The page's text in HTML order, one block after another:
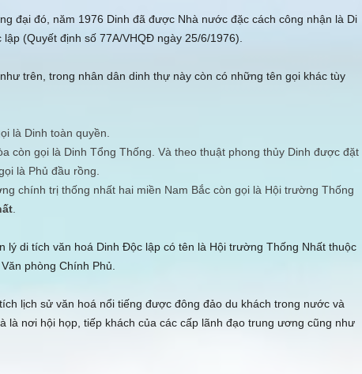
đại đó, năm 1976 Dinh đã được Nhà nước đặc cách công nhận là Di
(Quyết định số 77A/VHQÐ ngày 25/6/1976).
trên, trong nhân dân dinh thự này còn có những tên gọi khác tùy
là Dinh toàn quyền.
còn gọi là Dinh Tổng Thống. Và theo thuật phong thủy Dinh được đặt
là Phủ đầu rồng.
chính trị thống nhất hai miền Nam Bắc còn gọi là Hội trường Thống
.
lý di tích văn hoá Dinh Ðộc lập có tên là Hội trường Thống Nhất thuộc
phòng Chính Phủ.
lịch sử văn hoá nổi tiếng được đông đảo du khách trong nước và
là nơi hội họp, tiếp khách của các cấp lãnh đạo trung ương cũng như